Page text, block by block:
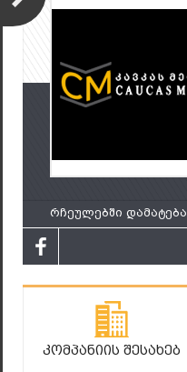
რჩეულებში დამატება
Კომპანიის Შესახებ